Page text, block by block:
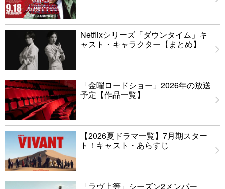
Netflixシリーズ「ダウンタイム」キ
ャスト・キャラクター【まとめ】
「金曜ロードショー」2026年の放送
予定【作品一覧】
【2026夏ドラマ一覧】7月期スター
ト！キャスト・あらすじ
「ラヴ上等」シーズン2メンバー